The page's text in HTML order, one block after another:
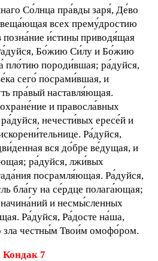
Со́лнца пра́вды заря́, Де́во
всех прему́дростию
позна́ние и́стины приводя́щая
Бо́жию Си́лу и Бо́жию
пло́тию породи́вшая; ра́дуйся,
сего́ посрами́вшая, и
пра́вый наставля́ющая.
и правосла́вных
нечести́вых ересе́й и
Ра́дуйся,
вся до́бре ве́дущая, и
ра́дуйся, лжи́вых
посрамля́ющая. Ра́дуйся,
бла́гу на се́рдце полага́ющая;
и несмы́сленных
Ра́дуйся, Ра́досте на́ша,
зла честны́м Твои́м омофо́ром.
Кондак 7